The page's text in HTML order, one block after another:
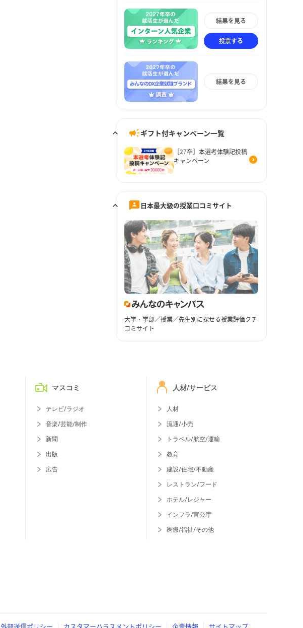
結果を見る
投票する
結果を見る
ギフト付キャンペーン一覧
［27卒］本選考体験記投稿
キャンペーン
日本最大級の授業口コミサイト
大学・学部／授業／先生別に探せる授業評価クチ
コミサイト
マスコミ
テレビ/ラジオ
音楽/芸能/制作
新聞
出版
広告
人材/サービス
人材
流通/小売
トラベル/航空/運輸
教育
建設/住宅/不動産
レストラン/フード
ホテル/レジャー
インフラ/官公庁
医療/福祉/その他